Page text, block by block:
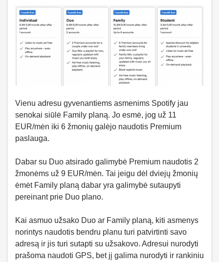
Vienu adresu gyvenantiems asmenims Spotify jau
senokai siūlė Family planą. Jo esmė, jog už 11
EUR/mėn iki 6 žmonių galėjo naudotis Premium
paslauga.
Dabar su Duo atsirado galimybė Premium naudotis 2
žmonėms už 9 EUR/mėn. Tai jeigu dėl dviejų žmonių
ėmėt Family planą dabar yra galimybė sutaupyti
pereinant prie Duo plano.
Kai asmuo užsako Duo ar Family planą, kiti asmenys
norintys naudotis bendru planu turi patvirtinti savo
adresą ir jis turi sutapti su užsakovo. Adresui nurodyti
prašoma naudoti GPS, bet jį galima nurodyti ir rankiniu